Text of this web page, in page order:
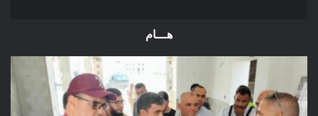
هـــام
ميدانية
لمعاينة
مختلف